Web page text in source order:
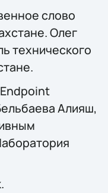
слово
Олег
технического
Алияш,